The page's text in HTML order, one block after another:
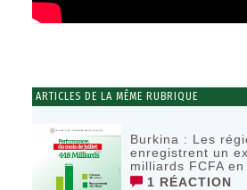
ARTICLES DE LA MÊME RUBRIQUE
Burkina : Les
enregistrent un
milliards FCFA
1 RÉACTION